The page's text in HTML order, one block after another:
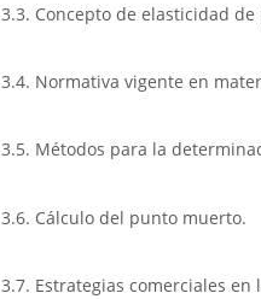
3.3. Concepto de elasticidad de
3.4. Normativa vigente en
3.5. Métodos para la
3.6. Cálculo del punto muerto.
3.7. Estrategias comerciales